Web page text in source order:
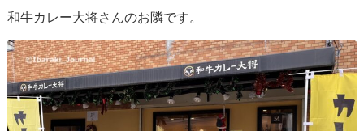
和牛カレー大将さんのお隣です。